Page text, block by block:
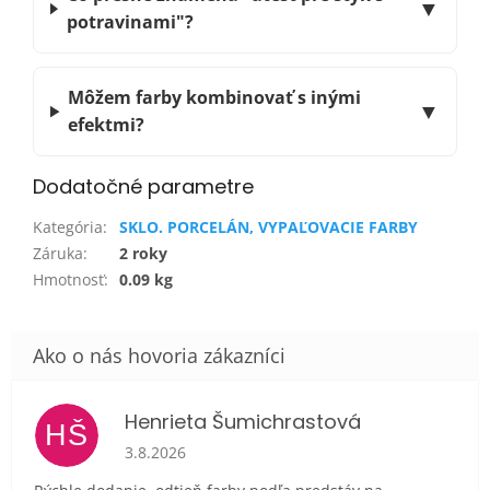
potravinami"?
▼
Môžem farby kombinovať s inými
efektmi?
▼
Dodatočné parametre
Kategória:
SKLO. PORCELÁN, VYPAĽOVACIE FARBY
Záruka:
2 roky
Hmotnosť: 0.09 kg
HŠ Henrieta Šumichrastová
Hodnotenie obchodu je 5 z 5 hviezdičiek.
3.8.2026